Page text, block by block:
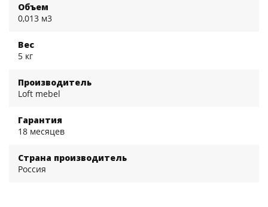
Объем
0,013 м3
Вес
5 кг
Производитель
Loft mebel
Гарантия
18 месяцев
Страна производитель
Россия